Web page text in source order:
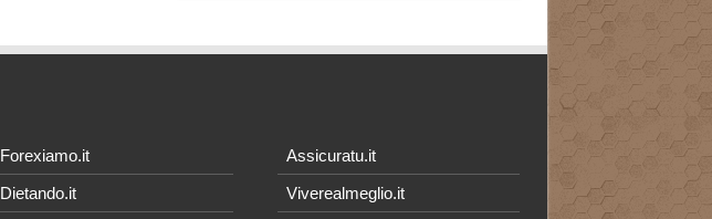
Forexiamo.it
Dietando.it
Assicuratu.it
Viverealmeglio.it